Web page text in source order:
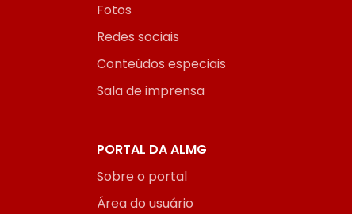
Fotos
Redes sociais
Conteúdos especiais
Sala de imprensa
PORTAL DA ALMG
Sobre o portal
Área do usuário